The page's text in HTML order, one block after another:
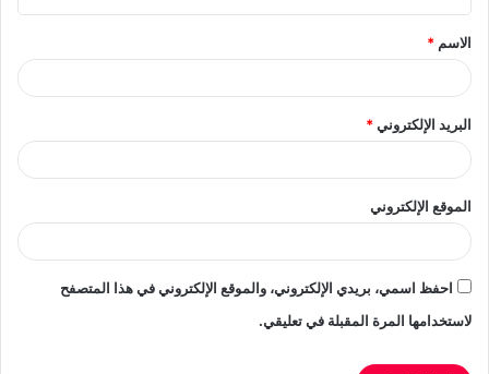
ق
*
الاسم *
البريد الإلكتروني*
الموقع الإلكتروني
احفظ اسمي، بريدي الإلكتروني، والموقع الإلكتروني في هذا المتصفح
لاستخدامها المرة المقبلة في تعليقي.